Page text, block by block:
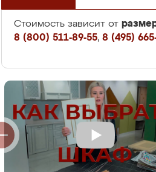
Стоимость зависит от
8 (800) 511-89-55, 8 (495)